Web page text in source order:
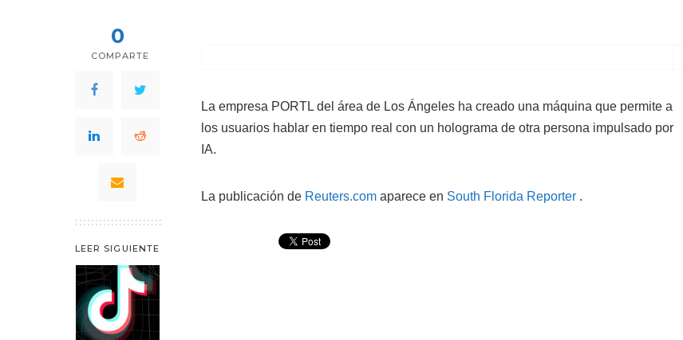
0
COMPARTE
LEER SIGUIENTE
La empresa PORTL del área de Los Ángeles ha creado una máquina que permite a
los usuarios hablar en tiempo real con un holograma de otra persona impulsado por
IA.
La publicación de Reuters.com aparece en South Florida Reporter .